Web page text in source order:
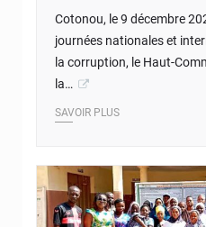
Cotonou, le 9 décembre
journées nationales et
la corruption, le Haut-
la…
SAVOIR PLUS